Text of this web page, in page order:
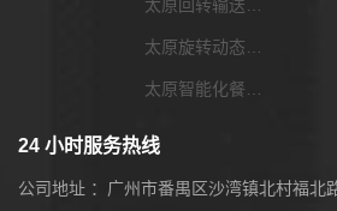
24 小时服务热线
公司地址 ：广州市番禺区沙湾镇北村福北